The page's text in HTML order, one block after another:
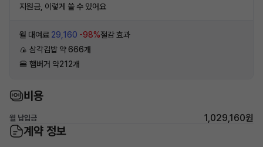
지원금, 이렇게 쓸 수 있어요
월 대여료 29,160 -98%절감 효과
🍙 삼각김밥 약 666개
🍔 햄버거 약212개
비용
월 납입금 1,029,160원
계약 정보